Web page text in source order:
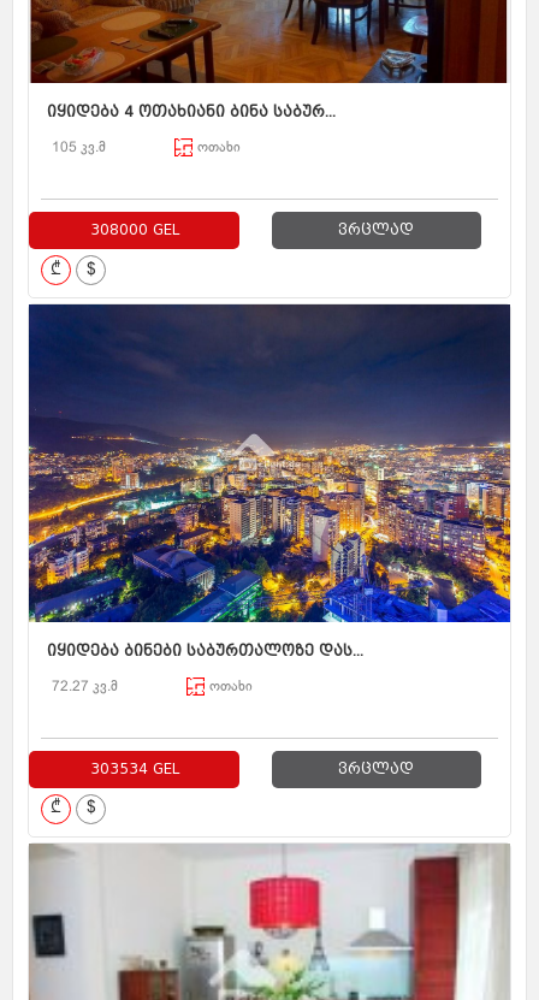
იყიდება 4 ოთახიანი ბინა საბურ...
105 კვ.მ ოთახი
308000 GEL ვრცლად
₾ $
იყიდება ბინები საბურთალოზე დას...
72.27 კვ.მ ოთახი
303534 GEL ვრცლად
₾ $